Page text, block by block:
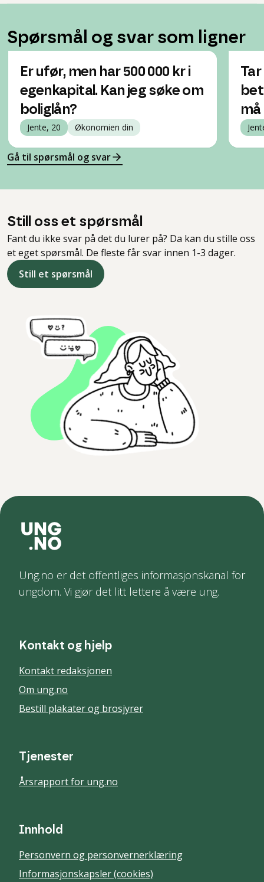
Spørsmål og svar som ligner
Er ufør, men har 500 000 kr i
egenkapital. Kan jeg søke om
boliglån?
Jente, 20 Økonomien din
må
Gå til spørsmål og svar
Still oss et spørsmål
Fant du ikke svar på det du lurer på? Da kan du stille oss
et eget spørsmål. De fleste får svar innen 1-3 dager.
Still et spørsmål
Ung.no er det offentliges informasjonskanal for
ungdom. Vi gjør det litt lettere å være ung.
Kontakt og hjelp
Kontakt redaksjonen
Om ung.no
Bestill plakater og brosjyrer
Tjenester
Årsrapport for ung.no
Innhold
Personvern og personvernerklæring
Informasjonskapsler (cookies)